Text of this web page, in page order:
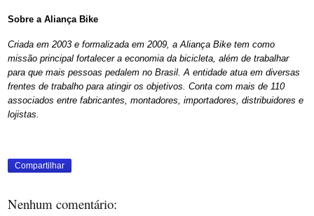
Sobre a Aliança Bike
Criada em 2003 e formalizada em 2009, a Aliança Bike tem como
missão principal fortalecer a economia da bicicleta, além de trabalhar
para que mais pessoas pedalem no Brasil. A entidade atua em diversas
frentes de trabalho para atingir os objetivos. Conta com mais de 110
associados entre fabricantes, montadores, importadores, distribuidores e
lojistas.
Compartilhar
Nenhum comentário: